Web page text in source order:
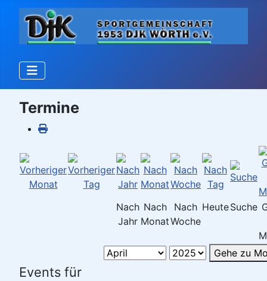
Termine
Nach
Jahr
Nach
Monat
Nach
Woche
HeuteSuche
Gehe zu
Events für